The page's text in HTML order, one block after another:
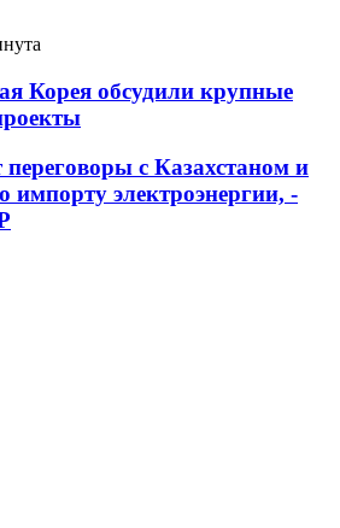
Корея обсудили крупные
с Казахстаном и
импорту электроэнергии, -